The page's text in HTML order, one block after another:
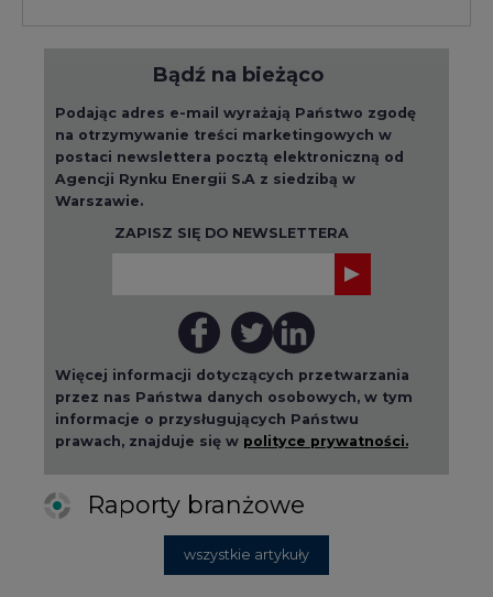
przez nas Państwa danych osobowych, w tym
informacje o przysługujących Państwu
prawach, znajduje się w polityce prywatności.
Raporty branżowe
po węglu"? (raport)